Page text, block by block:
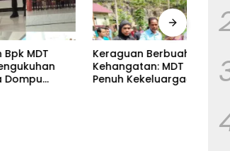
Keraguan Berbuah
Kehangatan: MDT Disambut
Penuh Kekeluargaan Saat